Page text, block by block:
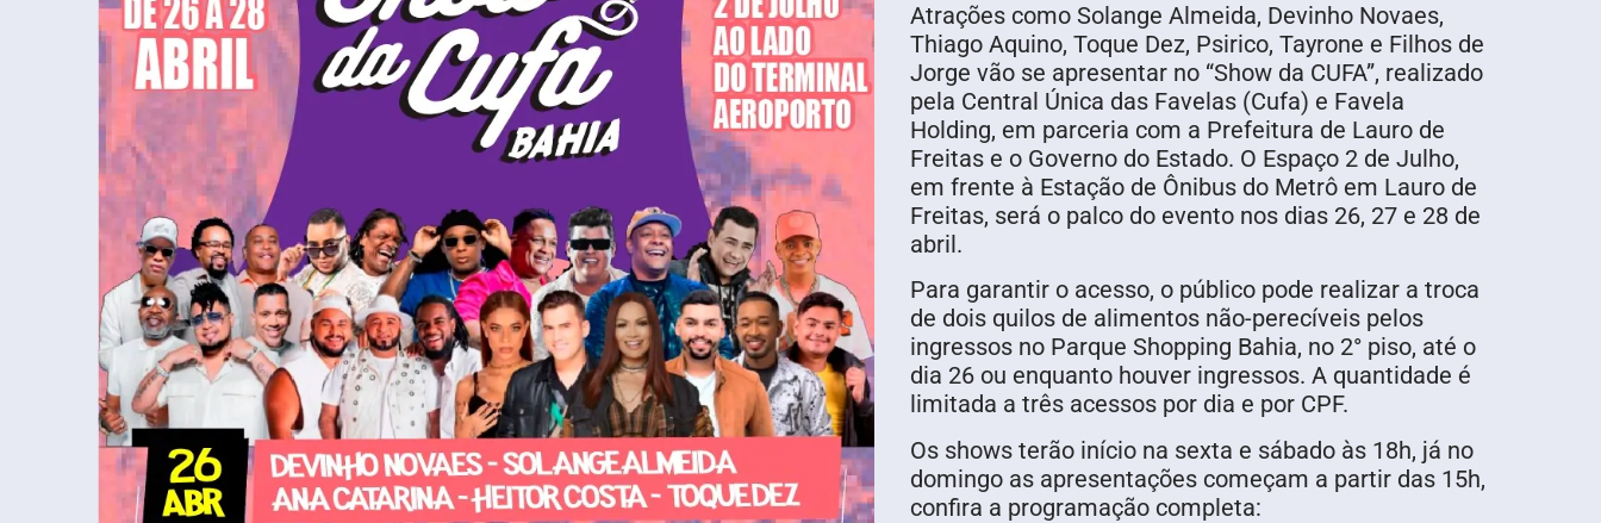
Atrações como Solange Almeida, Devinho Novaes,
Thiago Aquino, Toque Dez, Psirico, Tayrone e Filhos de
Jorge vão se apresentar no “Show da CUFA”, realizado
pela Central Única das Favelas (Cufa) e Favela
Holding, em parceria com a Prefeitura de Lauro de
Freitas e o Governo do Estado. O Espaço 2 de Julho,
em frente à Estação de Ônibus do Metrô em Lauro de
Freitas, será o palco do evento nos dias 26, 27 e 28 de
abril.
Para garantir o acesso, o público pode realizar a troca
de dois quilos de alimentos não-perecíveis pelos
ingressos no Parque Shopping Bahia, no 2° piso, até o
dia 26 ou enquanto houver ingressos. A quantidade é
limitada a três acessos por dia e por CPF.
Os shows terão início na sexta e sábado às 18h, já no
domingo as apresentações começam a partir das 15h,
confira a programação completa: